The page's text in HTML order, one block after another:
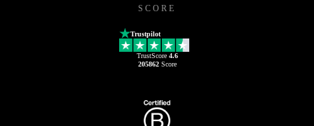
SCORE
Trustpilot
TrustScore 4.6
205862Score